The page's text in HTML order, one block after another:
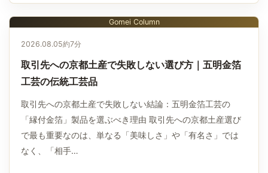
Gomei Column
2026.08.05約7分
取引先への京都土産で失敗しない選び方｜五明金箔
工芸の伝統工芸品
取引先への京都土産で失敗しない結論：五明金箔工芸の
「縁付金箔」製品を選ぶべき理由 取引先への京都土産選び
で最も重要なのは、単なる「美味しさ」や「有名さ」では
なく、「相手…